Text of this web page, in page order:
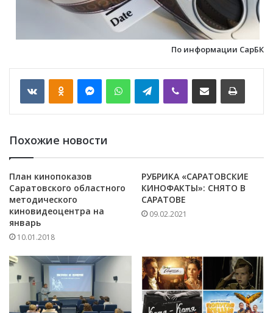
По информации СарБК
VKontakte WhatsApp Telegram
Похожие новости
План кинопоказов
Саратовского областного
методического
киновидеоцентра на
январь
10.01.2018
РУБРИКА «САРАТОВСКИЕ
КИНОФАКТЫ»: СНЯТО В
САРАТОВЕ
09.02.2021